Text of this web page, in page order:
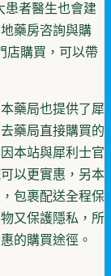
患者醫生也會建
藥房咨詢與購
店購買，可以帶
藥局也提供了犀
藥局直接購買的
本站與犀利士官
以更實惠，另本
包裹配送全程保
又保護隱私，所
的購買途徑。